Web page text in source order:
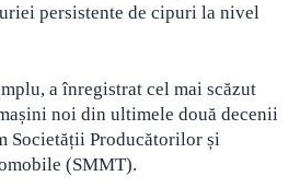
persistente de cipuri la nivel
a înregistrat cel mai scăzut
noi din ultimele două decenii
Societății Producătorilor și
(SMMT).